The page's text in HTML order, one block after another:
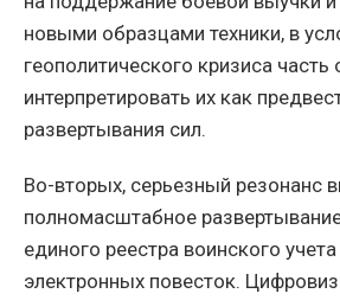
новыми образцами техники, в
геополитического кризиса
интерпретировать их как
развертывания сил.
Во-вторых, серьезный резонанс
полномасштабное
единого реестра воинского
электронных повесток.